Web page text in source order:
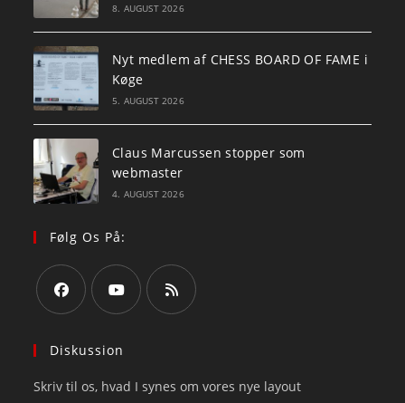
8. AUGUST 2026
Nyt medlem af CHESS BOARD OF FAME i
Køge
5. AUGUST 2026
Claus Marcussen stopper som
webmaster
4. AUGUST 2026
Følg Os På:
in
new
in
new
new
Diskussion
Skriv til os, hvad I synes om vores nye layout